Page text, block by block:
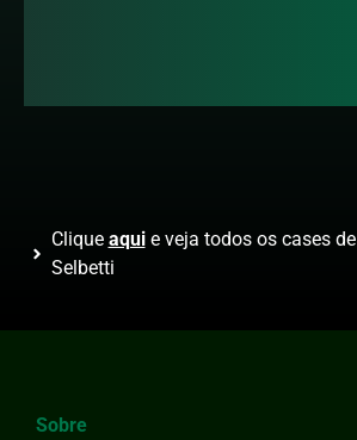
Clique aquie veja todos os cases
Selbetti
Sobre